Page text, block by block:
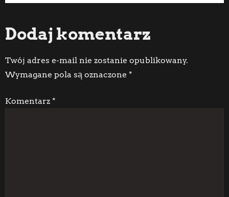
w
i
a
Dodaj komentarz
Twój adres e-mail nie zostanie opublikowany.
Wymagane pola są oznaczone *
Komentarz *